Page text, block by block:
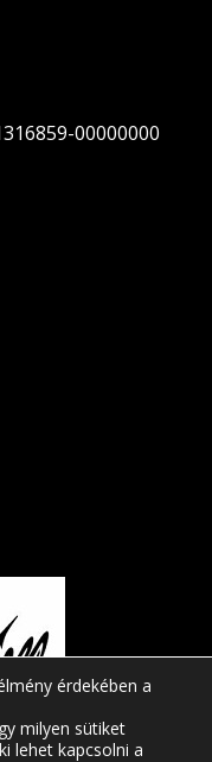
00000000
érdekében a
milyen sütiket
lehet kapcsolni a